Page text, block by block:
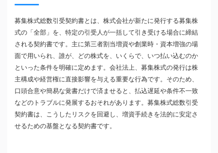
募集株式総数引受契約書とは、株式会社が新たに発行する募集株
式の「全部」を、特定の引受人が一括して引き受ける場合に締結
される契約書です。主に第三者割当増資や創業時・資本増強の場
面で用いられ、誰が、どの株式を、いくらで、いつ払い込むのか
といった条件を明確に定めます。会社法上、募集株式の発行は株
主構成や経営権に直接影響を与える重要な行為です。そのため、
口頭合意や簡易な覚書だけで済ませると、払込遅延や条件不一致
などのトラブルに発展するおそれがあります。募集株式総数引受
契約書は、こうしたリスクを回避し、増資手続きを法的に安定さ
せるための基盤となる契約書です。